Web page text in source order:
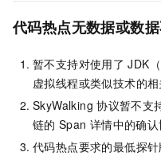
代码热点无数据或数
暂不支持对使用了 JDK
虚拟线程或类似技术的相
SkyWalking 协议暂不支
链的 Span 详情中的确认
代码热点要求的最低探